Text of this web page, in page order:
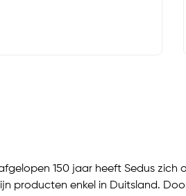
150 jaar heeft Sedus
producten enkel in Duitsland.